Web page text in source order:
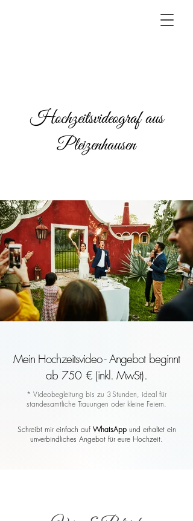
Hochzeitsvideograf aus
Pleizenhausen
Mein Hochzeitsvideo - Angebot beginnt
ab 750 € (inkl. MwSt).
* Videobegleitung bis zu 3 Stunden, ideal für
standesamtliche Trauungen oder kleine Feiern.
Schreibt mir einfach auf WhatsAppund erhaltet ein
unverbindliches Angebot für eure Hochzeit.